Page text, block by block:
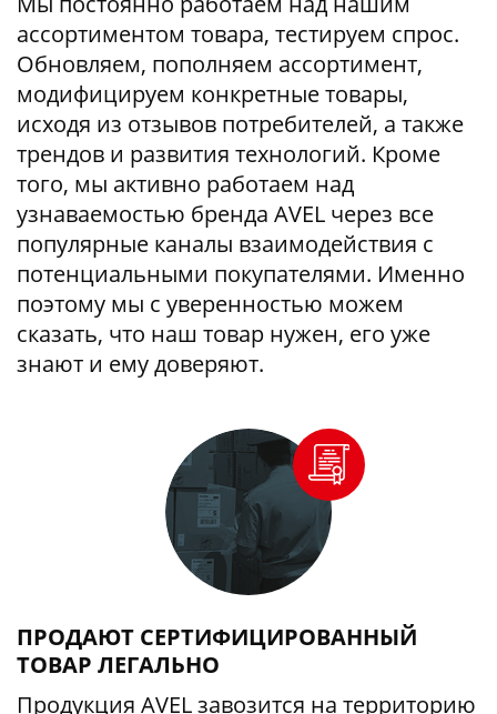
ассортиментом товара, тестируем спрос.
Обновляем, пополняем ассортимент,
модифицируем конкретные товары,
исходя из отзывов потребителей, а также
трендов и развития технологий. Кроме
того, мы активно работаем над
узнаваемостью бренда AVEL через все
популярные каналы взаимодействия с
потенциальными покупателями. Именно
поэтому мы с уверенностью можем
сказать, что наш товар нужен, его уже
знают и ему доверяют.
ПРОДАЮТ СЕРТИФИЦИРОВАННЫЙ
ТОВАР ЛЕГАЛЬНО
Продукция AVEL завозится на территорию